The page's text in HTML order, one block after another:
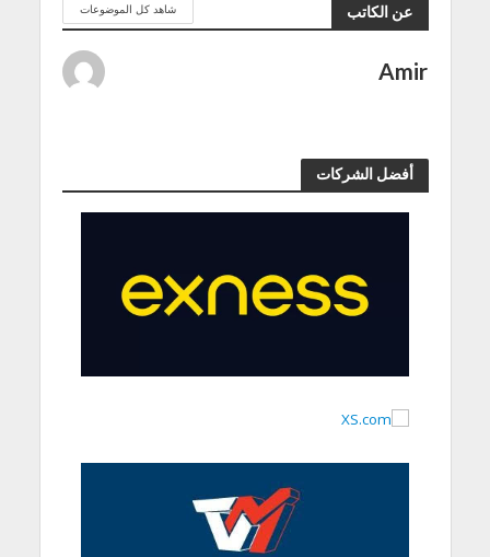
عن الكاتب شاهد كل الموضوعات
Amir
أفضل الشركات